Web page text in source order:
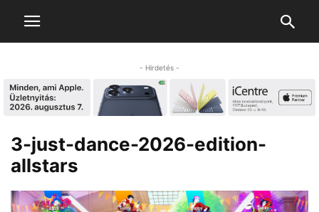
- Hirdetés -
3-just-dance-2026-edition-
allstars